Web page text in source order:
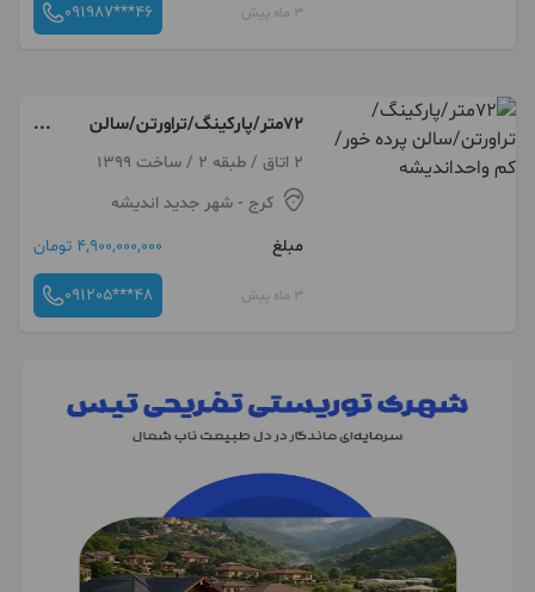
3 ماه پیش 091987***46
۷۲متر/پارکینگ/تراورتن/سالن
پرده خور/کم واحداندیشه
2 اتاق / طبقه 2 / ساخت 1399
کرج - شهر جدید اندیشه
مبلغ
4,900,000,000 تومان
3 ماه پیش 091205***48